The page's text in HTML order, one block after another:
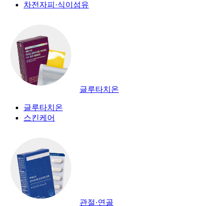
차전자피·식이섬유
글루타치온
글루타치온
스킨케어
관절·연골